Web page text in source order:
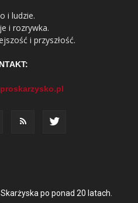
i ludzie.
i rozrywka.
i przyszłość.
po ponad 20 latach.